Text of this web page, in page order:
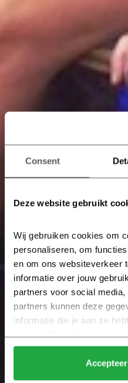
Consent
Deze website gebruikt
Wij gebruiken cookies om
personaliseren, om
en om ons websiteverkeer
informatie over jouw
partners voor social
partners kunnen deze
informatie die je aan ze
verzameld op basis van
Klik hier voor meer